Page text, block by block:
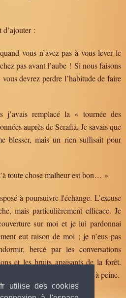
utilise des cookies
d’ajouter :
vous n’avez pas à vous lever le
pas avant l’aube ! Si nous faisons
devrez perdre l’habitude de faire
j’avais remplacé la « tournée des
auprès de Serafia. Je savais que
blesser, mais un rien suffisait pour
toute chose malheur est bon… »
à poursuivre l'échange. L’excuse
mais particulièrement efficace. Je
sur moi et je lui pardonnai
eut raison de moi ; je n’eus pas
bercé par les conversations
et les bruits apaisants de la forêt.
mouvement, je m’en aperçus à peine.